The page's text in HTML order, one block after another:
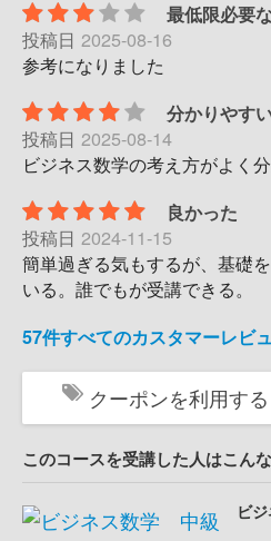
最低限必要
投稿日 2025-08-16
参考になりました
分かりやす
投稿日 2025-08-14
ビジネス数学の考え方がよく分
良かった
投稿日 2024-11-15
簡単過ぎる気もするが、基礎
いる。誰でもが受講できる。
57件すべてのカスタマーレビ
クーポンを利用する
このコースを受講した人はこん
ビ